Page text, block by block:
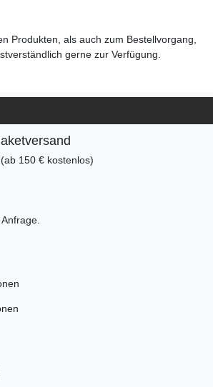
Produkten, als auch zum Bestellvorgang,
gerne zur Verfügung.
150 € kostenlos)